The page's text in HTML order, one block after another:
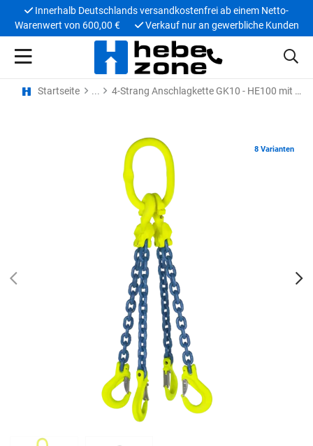
Innerhalb Deutschlands versandkostenfrei ab einem Netto-
Warenwert von 600,00 €
Verkauf nur an gewerbliche Kunden
Startseite 4-Strang Anschlagkette GK10 - HE100 mit Lasthaken
8 Varianten